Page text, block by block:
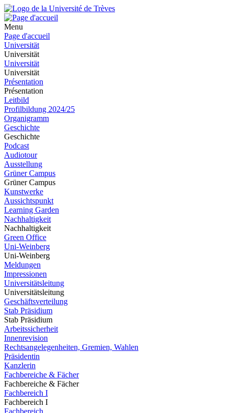
Menu
Page d'accueil
Universität
Universität
Universität
Universität
Présentation
Présentation
Leitbild
Profilbildung 2024/25
Organigramm
Geschichte
Geschichte
Podcast
Audiotour
Ausstellung
Grüner Campus
Grüner Campus
Kunstwerke
Aussichtspunkt
Learning Garden
Nachhaltigkeit
Nachhaltigkeit
Green Office
Uni-Weinberg
Uni-Weinberg
Meldungen
Impressionen
Universitätsleitung
Universitätsleitung
Geschäftsverteilung
Stab Präsidium
Stab Präsidium
Arbeitssicherheit
Innenrevision
Rechtsangelegenheiten, Gremien, Wahlen
Präsidentin
Kanzlerin
Fachbereiche & Fächer
Fachbereiche & Fächer
Fachbereich I
Fachbereich I
Fachbereich